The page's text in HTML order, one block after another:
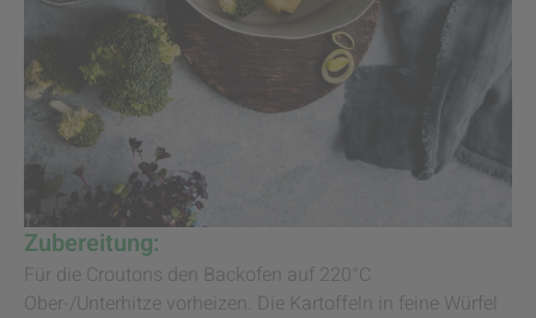
Zubereitung:
Für die Croutons den Backofen auf 220°C
Ober-/Unterhitze vorheizen. Die Kartoffeln in feine Würfel